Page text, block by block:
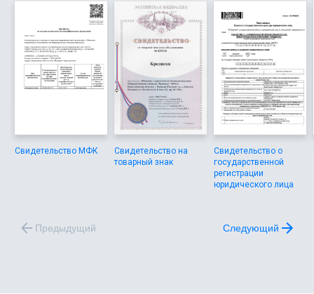
Свидетельство МФК
Свидетельство на
товарный знак
Свидетельство о
государственной
регистрации
юридического лица
Предыдущий Следующий